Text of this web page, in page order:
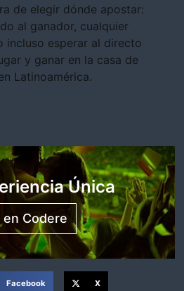
de elegir dónde apostar:
al ganador, cualquier
incluso esperar al directo
y ganar en la casa de
Latinoamérica.
Única
Codere
Facebook X